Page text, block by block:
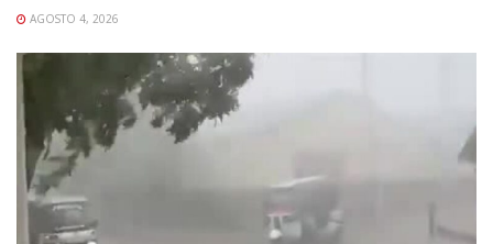
AGOSTO 4, 2026